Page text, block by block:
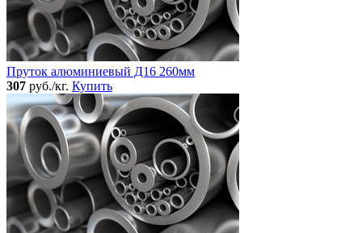
Пруток алюминиевый Д16 260мм
307 руб./кг. Купить